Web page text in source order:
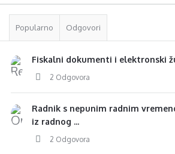
Popularno Odgovori
Fiskalni dokumenti i elektronski
2 Odgovora
Radnik s nepunim radnim
iz radnog ...
2 Odgovora